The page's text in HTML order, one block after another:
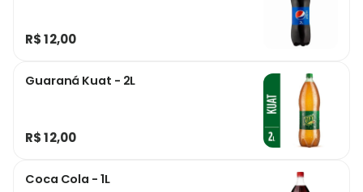
R$ 12,00
Guaraná Kuat - 2L
R$ 12,00
Coca Cola - 1L